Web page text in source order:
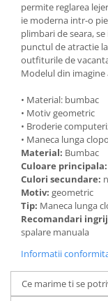
permite reglarea
ie moderna intr-o
plimbari de seara,
punctul de atractie
outfiturile de
Modelul din imagine
• Material: bumbac
• Motiv geometric
• Broderie
• Maneca lunga
Material: Bumbac
Culoare principala:
Culori secundare:
Motiv: geometric
Tip: Maneca lunga
Recomandari
spalare manuala
Informatii
Ce marime ti se